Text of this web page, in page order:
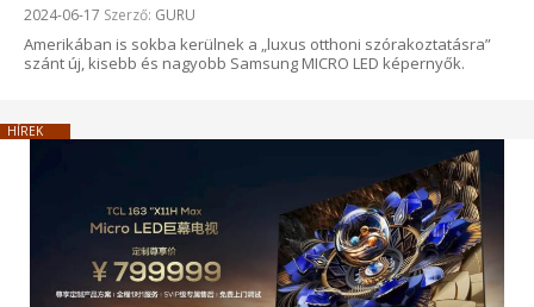
Beküldve:
2024-06-17 Szerző: GURU
Amerikában is sokba kerülnek a „luxus otthoni szórakoztatásra”
szánt új, kisebb és nagyobb Samsung MICRO LED képernyők.
HÍREK